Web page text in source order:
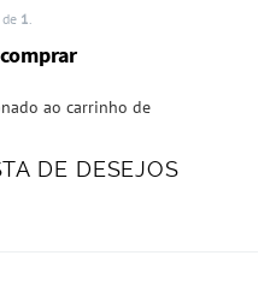
1
ao carrinho de
DE DESEJOS